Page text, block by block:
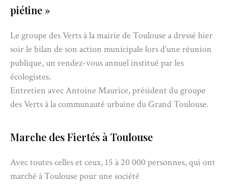
piétine »
Le groupe des Verts à la mairie de Toulouse a dressé hier
soir le bilan de son action municipale lors d’une réunion
publique, un rendez-vous annuel institué par les
écologistes.
Entretien avec Antoine Maurice, président du groupe
des Verts à la communauté urbaine du Grand Toulouse.
Marche des Fiertés à Toulouse
Avec toutes celles et ceux, 15 à 20 000 personnes, qui ont
marché à Toulouse pour une société